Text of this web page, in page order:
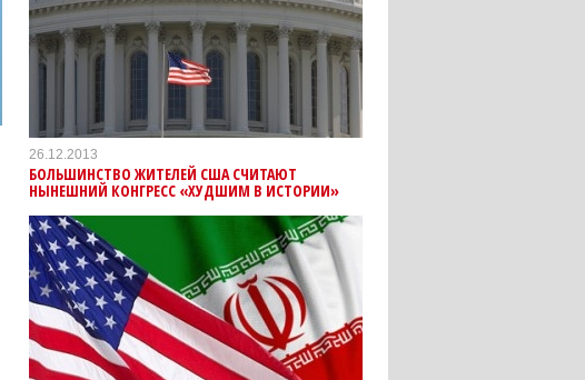
26.12.2013
БОЛЬШИНСТВО ЖИТЕЛЕЙ США СЧИТАЮТ
НЫНЕШНИЙ КОНГРЕСС «ХУДШИМ В ИСТОРИИ»